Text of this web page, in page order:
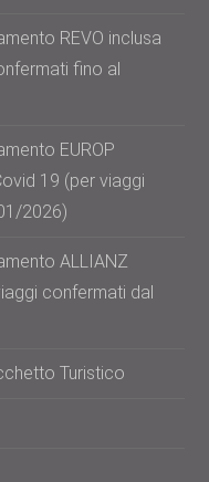
REVO inclusa
fino al
EUROP
19 (per viaggi
2026)
ALLIANZ
confermati dal
Turistico